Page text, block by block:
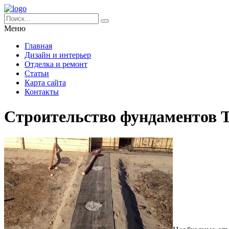
Меню
Главная
Дизайн и интерьер
Отделка и ремонт
Статьи
Карта сайта
Контакты
Строительство